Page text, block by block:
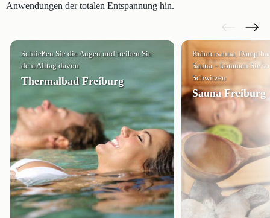
Anwendungen der totalen Entspannung hin.
Schließen Sie die Augen und treiben Sie
dem Alltag davon
Thermalbad Freiburg
Kräutersauna,
Sauna – kommen Sie
Schwitzen
Sauna Freiburg